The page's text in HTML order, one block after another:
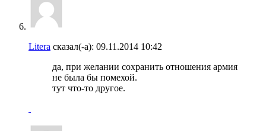
Litera сказал(-а): 09.11.2014 10:42
да, при желании сохранить отношения армия
не была бы помехой.
тут что-то другое.